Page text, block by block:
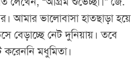
আমার ভালোবাসা হাতছাড়া হয়ে
বেড়াচ্ছে নেট দুনিয়ায়। তবে
করেননি মধুমিতা।